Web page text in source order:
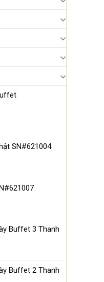
SN#621004
Buffet 3 Thanh
Buffet 2 Thanh